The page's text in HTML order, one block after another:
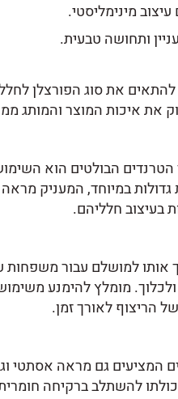
מינימליסטי.
ותחושה טבעית.
את סוג הפורצלן לחלל
איכות המוצר והמותג
הטרנדים הבולטים הוא
במיוחד, המעניק
בעיצוב חלליהם.
למושלם עבור משפחות
מומלץ להימנע
הריצוף לאורך זמן.
המציעים גם מראה אסתטי
להשתלב ברקיחה